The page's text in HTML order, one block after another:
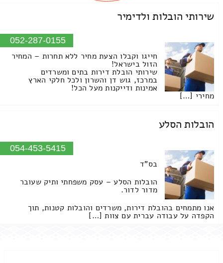
שירותי הובלות ולדימיר
052-287-0155
חייגו וקבלו הצעת מחיר ללא תחרות – המחיר
הזול בישראל!
שירותי הובלת דירות בתים ומשרדים
במרכז, גוש דן והשרון ולכל חלקי הארץ
אמינות ודייקנות מעל הכל!
מחירי […]
הובלות הסלע
054-453-5415
בס"ד
הובלות הסלע – עסק משפחתי ותיק שעובר
מדור לדור.
אנו מתמחים בהובלת דירות, משרדים והובלות קטנות, תוך
הקפדה על עבודה עברית עם צוות […]